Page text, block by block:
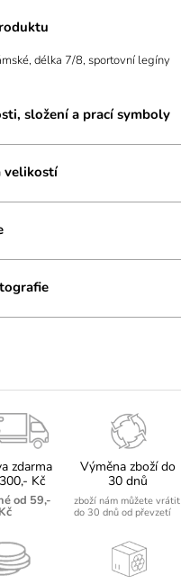
délka 7/8, sportovní legíny
složení a prací symboly
velikostí
zdarma
Kč
od 59,-
Kč
Výměna zboží do
30 dnů
zboží nám můžete vrátit
do 30 dnů od převzetí